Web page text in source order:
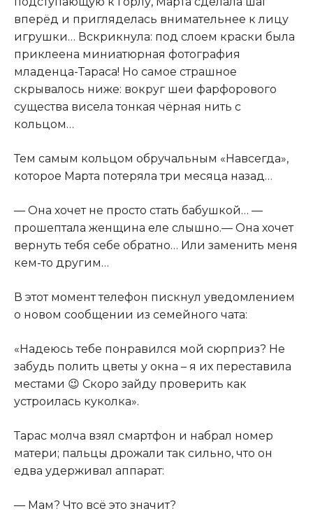
вперёд и пригляделась внимательнее к лицу
игрушки… Вскрикнула: под слоем краски была
приклеена миниатюрная фотография
младенца-Тараса! Но самое страшное
скрывалось ниже: вокруг шеи фарфорового
существа висела тонкая чёрная нить с
кольцом…
Тем самым кольцом обручальным «Навсегда»,
которое Марта потеряла три месяца назад…
— Она хочет не просто стать бабушкой… —
прошептала женщина еле слышно.— Она хочет
вернуть тебя себе обратно… Или заменить меня
кем-то другим…
В этот момент телефон пискнул уведомлением
о новом сообщении из семейного чата:
«Надеюсь тебе понравился мой сюрприз? Не
забудь полить цветы у окна – я их переставила
местами 😉 Скоро зайду проверить как
устроилась куколка».
Тарас молча взял смартфон и набрал номер
матери; пальцы дрожали так сильно, что он
едва удерживал аппарат:
— Мам? Что всё это значит?